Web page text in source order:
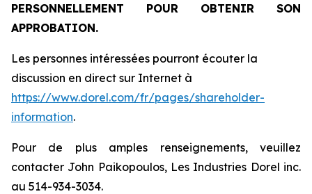
PERSONNELLEMENT POUR OBTENIR SON
APPROBATION.
Les personnes intéressées pourront écouter la
discussion en direct sur Internet à
https://www.dorel.com/fr/pages/shareholder-
information.
Pour de plus amples renseignements, veuillez
contacter John Paikopoulos, Les Industries Dorel inc.
au 514-934-3034.